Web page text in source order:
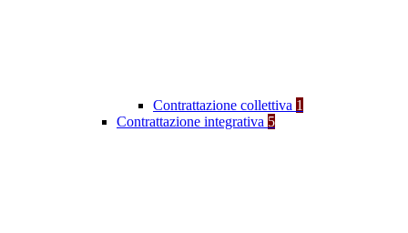
Contrattazione collettiva 1
Contrattazione integrativa 5